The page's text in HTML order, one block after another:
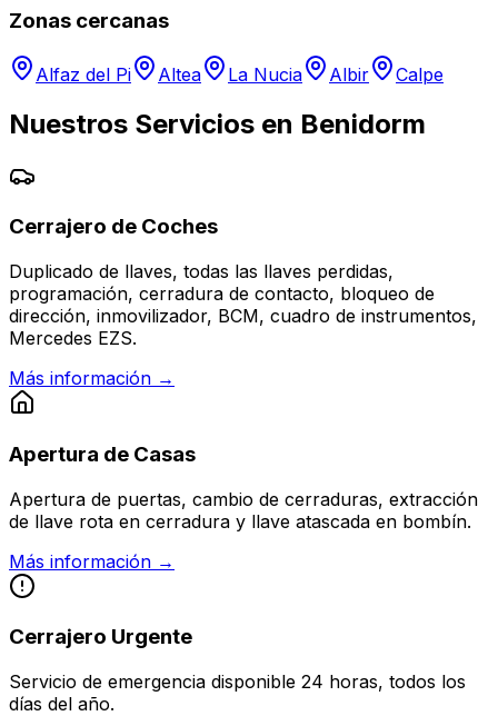
Zonas cercanas
Alfaz del Pi Altea La Nucia Albir Calpe
Nuestros Servicios en Benidorm
Cerrajero de Coches
Duplicado de llaves, todas las llaves perdidas,
programación, cerradura de contacto, bloqueo de
dirección, inmovilizador, BCM, cuadro de instrumentos,
Mercedes EZS.
Más información →
Apertura de Casas
Apertura de puertas, cambio de cerraduras, extracción
de llave rota en cerradura y llave atascada en bombín.
Más información →
Cerrajero Urgente
Servicio de emergencia disponible 24 horas, todos los
días del año.